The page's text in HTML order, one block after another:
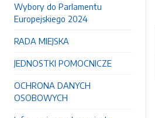
Wybory do Parlamentu
Europejskiego 2024
RADA MIEJSKA
JEDNOSTKI POMOCNICZE
OCHRONA DANYCH
OSOBOWYCH